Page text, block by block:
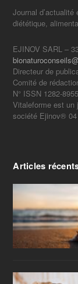
Journal
diététique,
EJINOV SARL –
Directeur de
Comité de
N° ISSN 1282-
Vitaleforme est un
société Ejinov®
Articles